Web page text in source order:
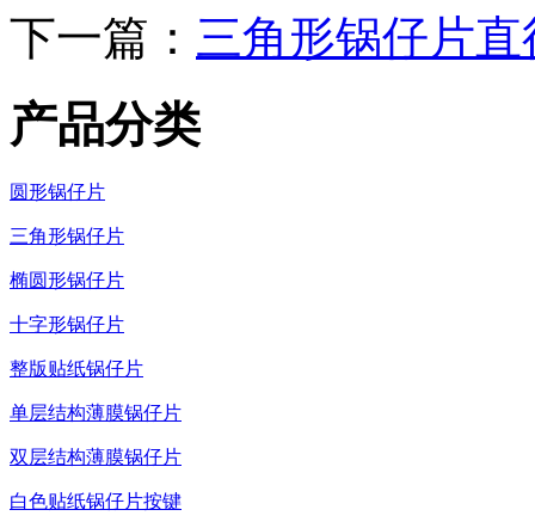
下一篇： 三角形锅仔片直
产品分类
圆形锅仔片
三角形锅仔片
椭圆形锅仔片
十字形锅仔片
整版贴纸锅仔片
单层结构薄膜锅仔片
双层结构薄膜锅仔片
白色贴纸锅仔片按键